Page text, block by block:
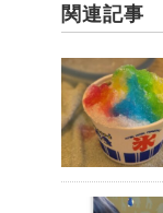
関連記事